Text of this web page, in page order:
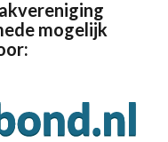
mogelijk